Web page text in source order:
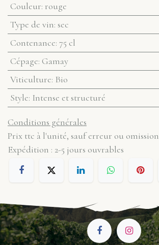
Couleur: rouge
Type de vin: sec
Contenance: 75 cl
Cépage: Gamay
Viticulture: Bio
Style: Intense et structuré
Conditions générales
Prix ttc à l'unité, sauf erreur ou omission
Expédition : 2-5 jours ouvrables